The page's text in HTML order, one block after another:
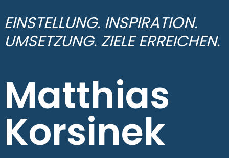
EINSTELLUNG. INSPIRATION.
UMSETZUNG. ZIELE ERREICHEN.
Matthias
Korsinek